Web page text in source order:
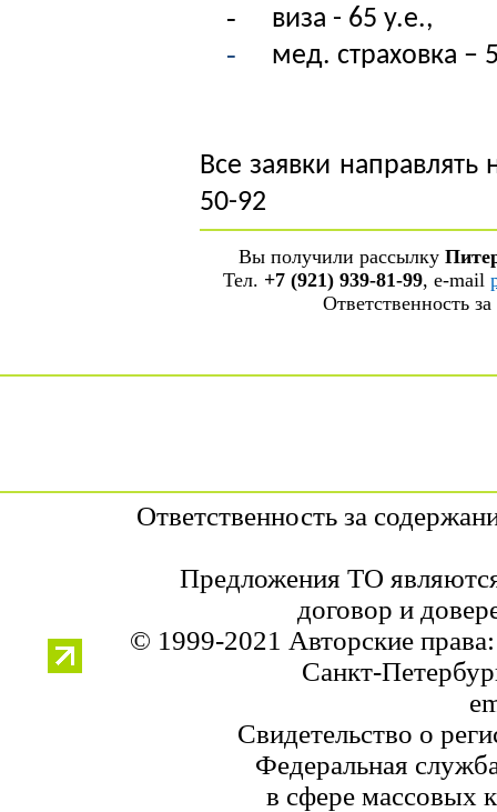
- виза - 65 у.е.,
- мед. страховка –
Все заявки направлять
50-92
Вы получили рассылку
Тел. +7 (921) 939-81-99, е-mail
Ответственность
Ответственность за
Предложения ТО
договор и
© 1999-2021 Авторские
Санкт-
Свидетельство о
Федеральная
в сфере массовых